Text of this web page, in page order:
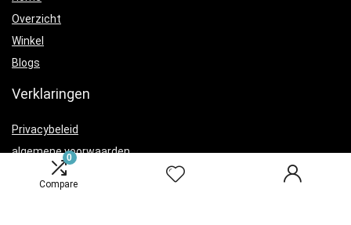
0
Compare
Overzicht
Winkel
Blogs
Verklaringen
Privacybeleid
algemene voorwaarden
Openbaarmaking van filialen